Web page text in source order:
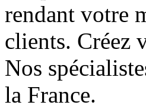
rendant votre
clients. Créez
Nos
la France.